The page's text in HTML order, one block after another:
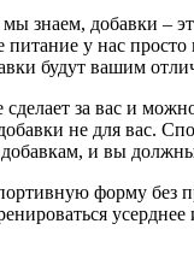
знаем, добавки
у нас
будут вашим
за вас и
не для вас.
добавкам, и вы
форму без